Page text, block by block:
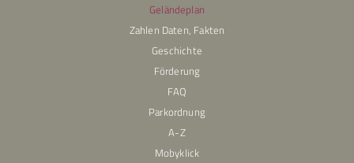
Geländeplan
Zahlen Daten, Fakten
Geschichte
Förderung
FAQ
Parkordnung
A-Z
Mobyklick